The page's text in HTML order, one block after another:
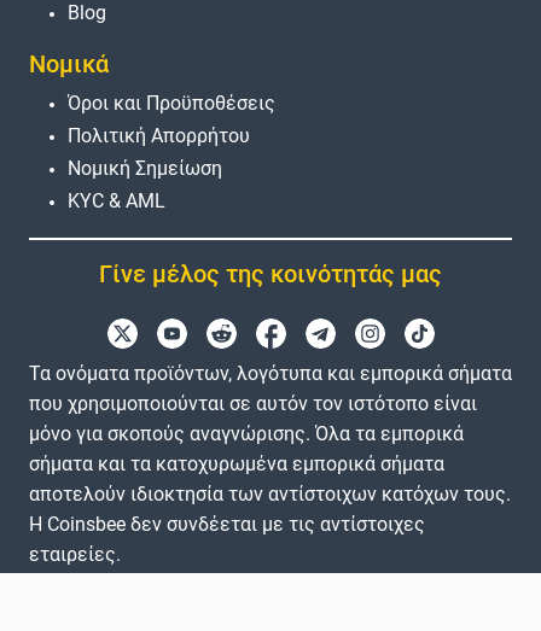
Blog
Νομικά
Όροι και Προϋποθέσεις
Πολιτική Απορρήτου
Νομική Σημείωση
KYC & AML
Γίνε μέλος της κοινότητάς μας
Τα ονόματα προϊόντων, λογότυπα και εμπορικά σήματα
που χρησιμοποιούνται σε αυτόν τον ιστότοπο είναι
μόνο για σκοπούς αναγνώρισης. Όλα τα εμπορικά
σήματα και τα κατοχυρωμένα εμπορικά σήματα
αποτελούν ιδιοκτησία των αντίστοιχων κατόχων τους.
Η Coinsbee δεν συνδέεται με τις αντίστοιχες
εταιρείες.